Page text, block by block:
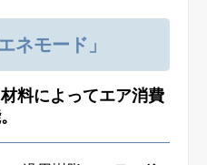
ネモード」
料によってエア消費